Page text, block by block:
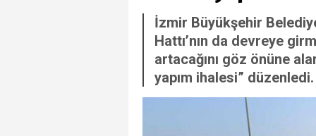
İzmir Büyükşehir
Hattı’nın da devreye
artacağını göz önüne
yapım ihalesi” düzenledi.